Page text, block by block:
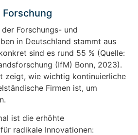
Forschungs- und
in Deutschland stammt aus
sind es rund 55 % (Quelle:
(IfM) Bonn, 2023).
zeigt, wie wichtig kontinuierliche
Firmen ist, um
ist die erhöhte
radikale Innovationen: